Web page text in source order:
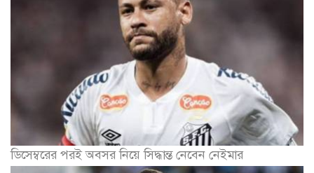
ডিসেম্বরের পরই অবসর নিয়ে সিদ্ধান্ত নেবেন নেইমার